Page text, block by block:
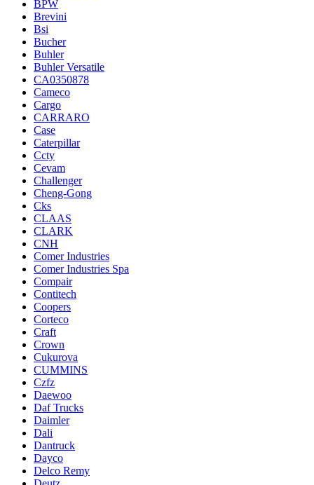
BPW
Brevini
Bsi
Bucher
Buhler
Buhler Versatile
CA0350878
Cameco
Cargo
CARRARO
Case
Caterpillar
Ccty
Cevam
Challenger
Cheng-Gong
Cks
CLAAS
CLARK
CNH
Comer Industries
Comer Industries Spa
Compair
Contitech
Coopers
Corteco
Craft
Crown
Cukurova
CUMMINS
Czfz
Daewoo
Daf Trucks
Daimler
Dali
Dantruck
Dayco
Delco Remy